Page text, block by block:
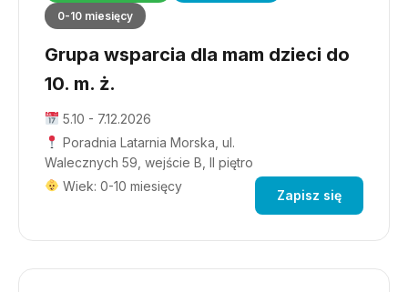
0-10 miesięcy
Grupa wsparcia dla mam dzieci do
10. m. ż.
5.10 - 7.12.2026
Poradnia Latarnia Morska, ul.
Walecznych 59, wejście B, II piętro
Wiek: 0-10 miesięcy
Zapisz się